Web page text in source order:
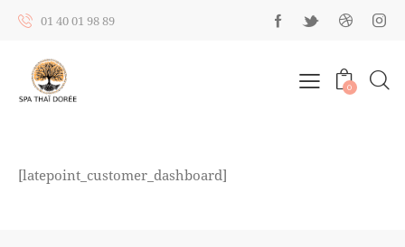
01 40 01 98 89
0
[latepoint_customer_dashboard]